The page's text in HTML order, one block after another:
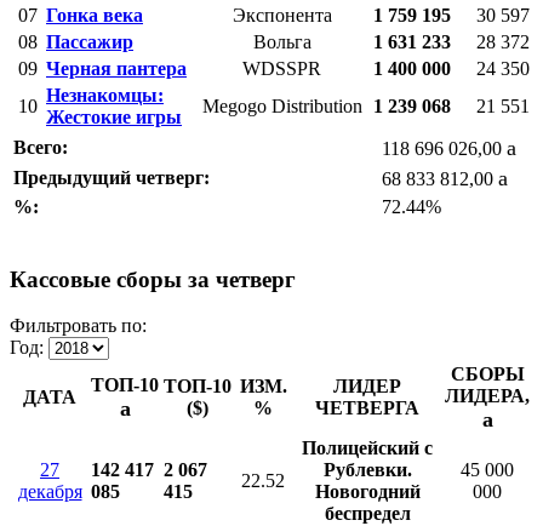
07 Гонка века Экспонента 1 759 195
30 597
08 Пассажир Вольга 1 631 233
28 372
09 Черная пантера WDSSPR 1 400 000
24 350
10
Незнакомцы:
Жестокие игры
Megogo Distribution 1 239 068
21 551
Всего:
118 696 026,00 a
Предыдущий четверг: 68 833 812,00 a
%: 72.44%
Кассовые сборы за четверг
Фильтровать по:
Год:
ДАТА
ТОП-10
a
ТОП-10
($)
ИЗМ.
%
ЛИДЕР
ЧЕТВЕРГА
СБОРЫ
ЛИДЕРА,
a
27
декабря
142 417
085
2 067
415
22.52
Полицейский с
Рублевки.
Новогодний
беспредел
45 000
000